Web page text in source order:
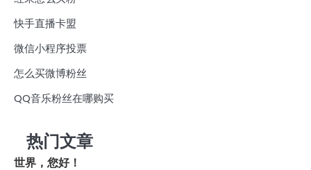
快手直播卡盟
微信小程序投票
怎么买微博粉丝
QQ音乐粉丝在哪购买
热门文章
世界，您好！